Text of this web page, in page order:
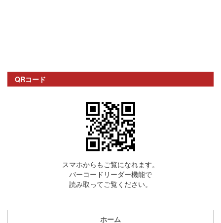
QRコード
スマホからもご覧になれます。
バーコードリーダー機能で
読み取ってご覧ください。
ホーム